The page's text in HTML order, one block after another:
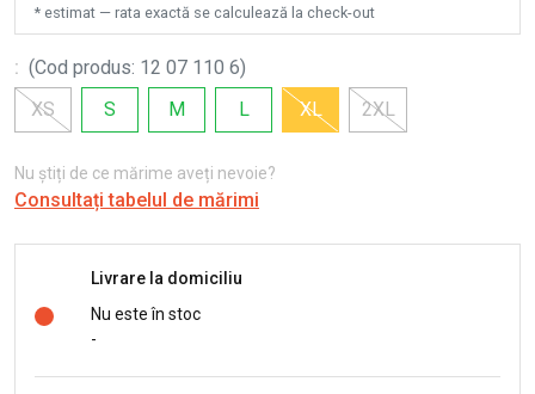
* estimat — rata exactă se calculează la check-out
: (Cod produs: 12 07 110 6)
XS
S M L XL 2XL
Nu știți de ce mărime aveți nevoie?
Consultați tabelul de mărimi
Livrare la domiciliu
Nu este în stoc
-